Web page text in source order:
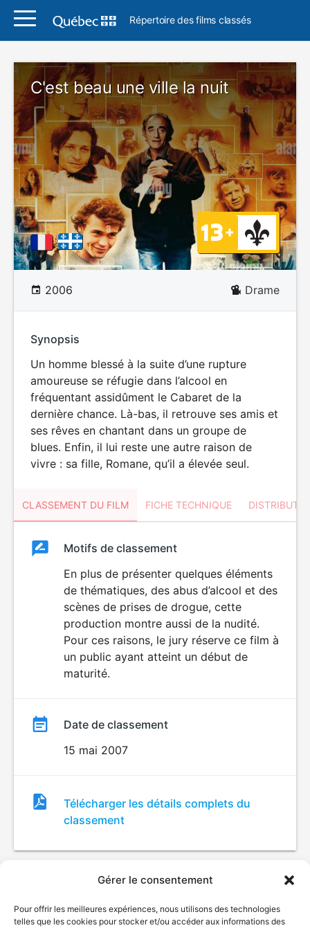
Gérer le consentement
Pour offrir les meilleures expériences, nous utilisons des technologies
telles que les cookies pour stocker et/ou accéder aux informations des
Répertoire des films classés
C'est beau une ville la nuit
2006 Drame
Synopsis
Un homme blessé à la suite d’une rupture
amoureuse se réfugie dans l’alcool en
fréquentant assidûment le Cabaret de la
dernière chance. Là-bas, il retrouve ses amis et
ses rêves en chantant dans un groupe de
blues. Enfin, il lui reste une autre raison de
vivre : sa fille, Romane, qu’il a élevée seul.
CLASSEMENT DU FILM FICHE TECHNIQUE
ClassementClassement
Motifs de classement
En plus de présenter quelques éléments
de thématiques, des abus d’alcool et des
scènes de prises de drogue, cette
production montre aussi de la nudité.
Pour ces raisons, le jury réserve ce film à
un public ayant atteint un début de
maturité.
Date de classement
15 mai 2007
Fichier
de
classement
Télécharger les détails complets du
classement